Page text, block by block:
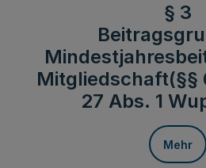
§ 3
Mitgliedschaft(§§
27 Abs. 1
Mehr